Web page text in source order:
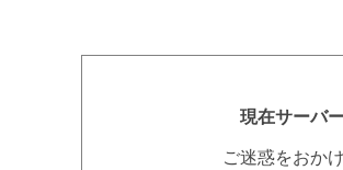
現在サーバ
ご迷惑をおか